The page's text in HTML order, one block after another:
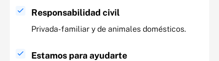
Responsabilidad civil
Privada-familiar y de animales domésticos.
Estamos para ayudarte